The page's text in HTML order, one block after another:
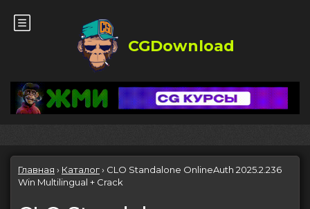
CGDownload
Главная › Каталог› CLO Standalone OnlineAuth 2025.2.236
Win Multilingual + Crack